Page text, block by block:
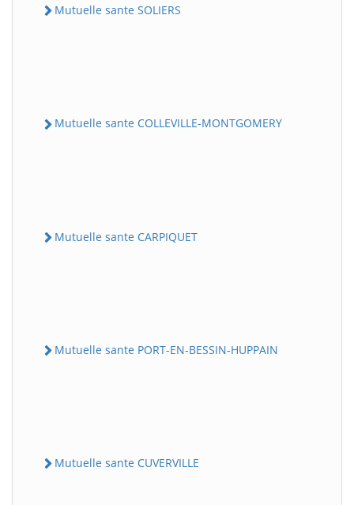
Mutuelle sante SOLIERS
Mutuelle sante COLLEVILLE-MONTGOMERY
Mutuelle sante CARPIQUET
Mutuelle sante PORT-EN-BESSIN-HUPPAIN
Mutuelle sante CUVERVILLE